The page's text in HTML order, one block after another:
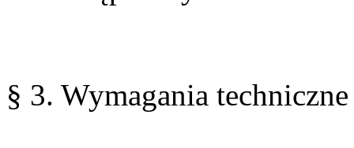
§ 3. Wymagania